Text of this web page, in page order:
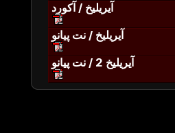
آیریلیخ / آکورد
آیریلیخ / نت پیانو
آیریلیخ 2 / نت پیانو